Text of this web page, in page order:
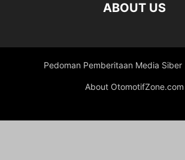
ABOUT US
Pedoman Pemberitaan Media Siber
About OtomotifZone.com